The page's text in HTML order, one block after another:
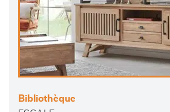
Bibliothèque